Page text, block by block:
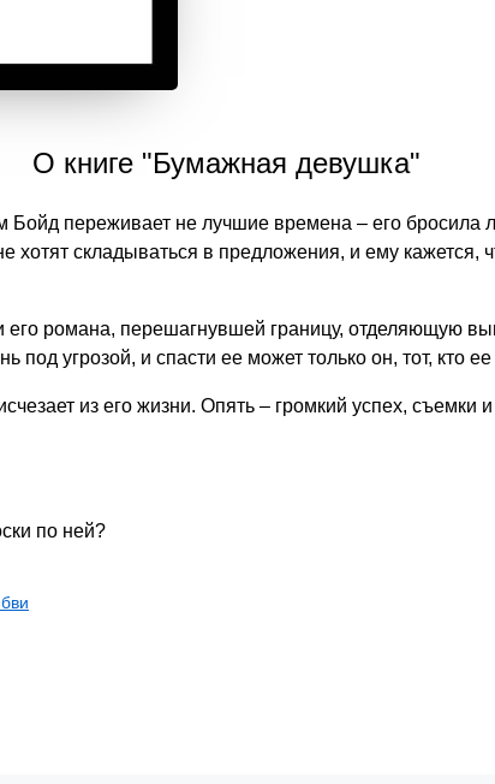
О книге "Бумажная девушка"
Бойд переживает не лучшие времена – его бросила
хотят складываться в предложения, и ему кажется,
его романа, перешагнувшей границу, отделяющую
под угрозой, и спасти ее может только он, тот, кто
из его жизни. Опять – громкий успех, съемки
по ней?